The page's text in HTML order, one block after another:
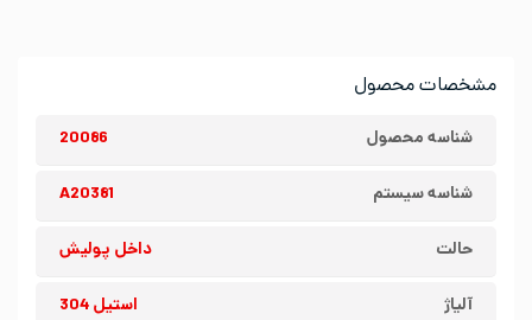
مشخصات محصول
شناسه محصول 20086
شناسه سیستم A20381
حالت داخل پولیش
آلیاژ استیل 304